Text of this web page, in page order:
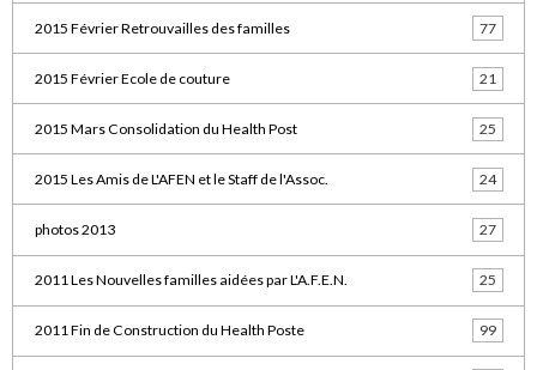
2015 Février Retrouvailles des familles 77
2015 Février Ecole de couture 21
2015 Mars Consolidation du Health Post 25
2015 Les Amis de L'AFEN et le Staff de l'Assoc. 24
photos 2013 27
2011 Les Nouvelles familles aidées par L'A.F.E.N. 25
2011 Fin de Construction du Health Poste 99